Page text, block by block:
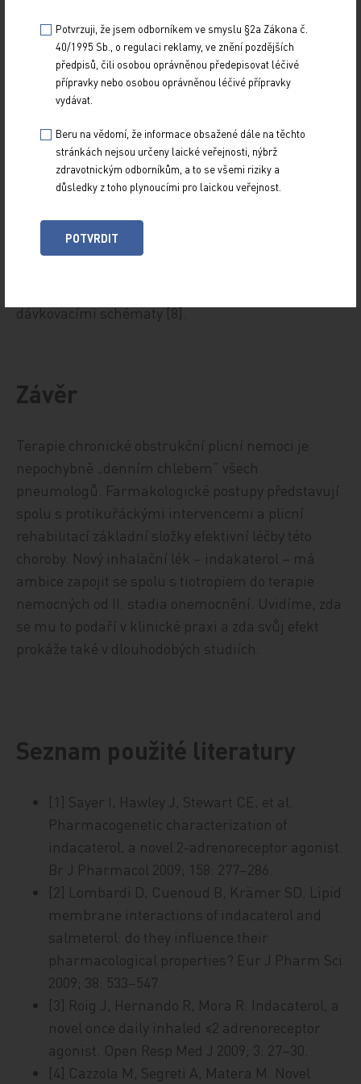
inhalační bronchodilatační léčbě obstrukce
dýchacích cest u dospělých pacientů s chronickou
obstrukční plicní nemocí od II. klinického stadia (tj.
při poklesu postbronchodilatačního FEV pod 80 %
náležitých hodnot). Nejedná se o úlevový lék.
Indakaterol zatím není indikován u bronchiálního
astmatu.
Bylo prokázáno, že jednoduché dávkovací režimy
zlepšují compliance pacienta. Rovněž u
indakaterolu se dá vzhledem k dávkování 1krát
dávkovacími schématy [8].
Závěr
Terapie chronické obstrukční plicní nemoci je
nepochybně „denním chlebem“ všech
pneumologů. Farmakologické postupy představují
spolu s protikuřáckými intervencemi a plicní
rehabilitací základní složky efektivní léčby této
choroby. Nový inhalační lék – indakaterol – má
ambice zapojit se spolu s tiotropiem do terapie
nemocných od II. stadia onemocnění. Uvidíme, zda
se mu to podaří v klinické praxi a zda svůj efekt
prokáže také v dlouhodobých studiích.
Seznam použité literatury
[1] Sayer I, Hawley J, Stewart CE, et al.
Pharmacogenetic characterization of
indacaterol, a novel 2-adrenoreceptor agonist.
Br J Pharmacol 2009; 158: 277–286.
[2] Lombardi D, Cuenoud B, Krämer SD. Lipid
membrane interactions of indacaterol and
salmeterol: do they influence their
pharmacological properties? Eur J Pharm Sci
2009; 38: 533–547.
[3] Roig J, Hernando R, Mora R. Indacaterol, a
novel once daily inhaled ≤2 adrenoreceptor
agonist. Open Resp Med J 2009; 3: 27–30.
[4] Cazzola M, Segreti A, Matera M. Novel
Potvrzuji, že jsem odborníkem ve smyslu §2a Zákona č.
40/1995 Sb., o regulaci reklamy, ve znění pozdějších
předpisů, čili osobou oprávněnou předepisovat léčivé
přípravky nebo osobou oprávněnou léčivé přípravky
vydávat.
Beru na vědomí, že informace obsažené dále na těchto
stránkách nejsou určeny laické veřejnosti, nýbrž
zdravotnickým odborníkům, a to se všemi riziky a
důsledky z toho plynoucími pro laickou veřejnost.
POTVRDIT